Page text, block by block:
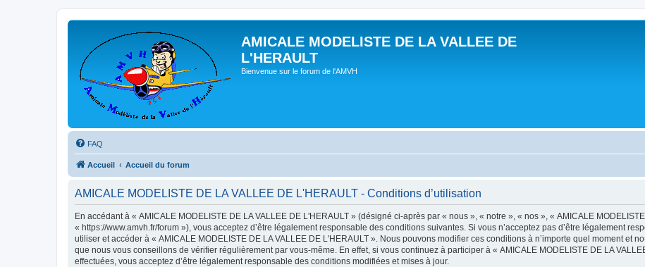
AMICALE MODELISTE DE LA VALLEE DE
L'HERAULT
Bienvenue sur le forum de l'AMVH
FAQ
Accueil Accueil du forum
AMICALE MODELISTE DE LA VALLEE DE L'HERAULT - Conditions d’utilisation
En accédant à « AMICALE MODELISTE DE LA VALLEE DE L'HERAULT » (désigné ci-après par « nous », « notre », « nos », « AMICALE
« https://www.amvh.fr/forum »), vous acceptez d’être légalement responsable des conditions suivantes. Si vous n’acceptez pas d’être légalement
utiliser et accéder à « AMICALE MODELISTE DE LA VALLEE DE L'HERAULT ». Nous pouvons modifier ces conditions à n’importe quel moment et
que nous vous conseillons de vérifier régulièrement par vous-même. En effet, si vous continuez à participer à « AMICALE MODELISTE DE LA
effectuées, vous acceptez d’être légalement responsable des conditions modifiées et mises à jour.